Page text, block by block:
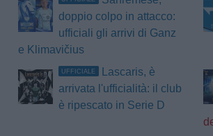
doppio colpo in attacco:
ufficiali gli arrivi di Ganz
e Klimavičius
UFFICIALE
Lascaris, è
arrivata l'ufficialità: il club
è ripescato in Serie D